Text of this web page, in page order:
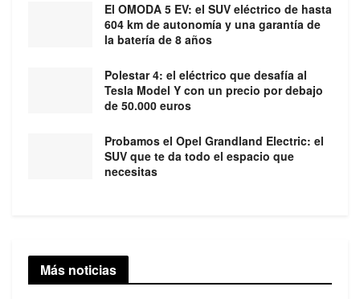
El OMODA 5 EV: el SUV eléctrico de hasta
604 km de autonomía y una garantía de
la batería de 8 años
Polestar 4: el eléctrico que desafía al
Tesla Model Y con un precio por debajo
de 50.000 euros
Probamos el Opel Grandland Electric: el
SUV que te da todo el espacio que
necesitas
Más noticias